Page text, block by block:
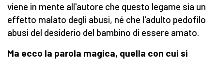
viene in mente all'autore che questo legame sia un
effetto malato degli abusi, né che l'adulto pedofilo
abusi del desiderio del bambino di essere amato.
Ma ecco la parola magica, quella con cui si